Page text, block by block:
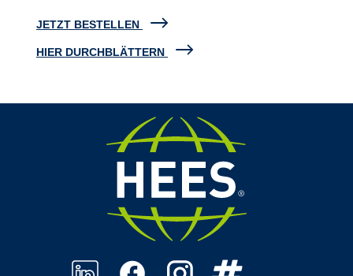
JETZT BESTELLEN
HIER DURCHBLÄTTERN